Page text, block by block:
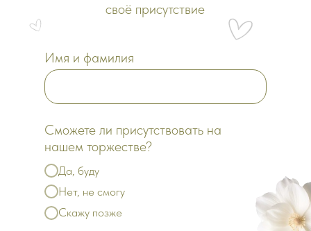
своё присутствие
Имя и фамилия
Сможете ли присутствовать на
нашем торжестве?
Да, буду
Нет, не смогу
Скажу позже